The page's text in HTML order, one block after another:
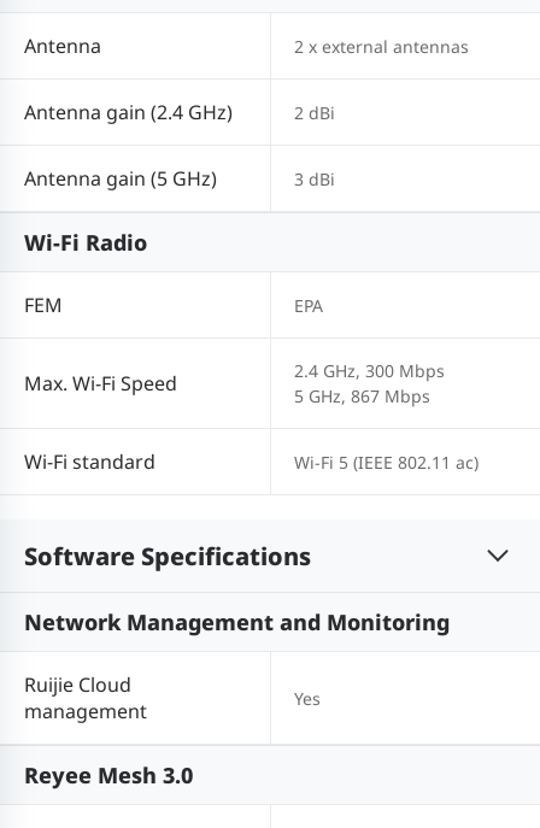
Antenna 2 x external antennas
Antenna gain (2.4 GHz) 2 dBi
Antenna gain (5 GHz) 3 dBi
Wi-Fi Radio
FEM EPA
Max. Wi-Fi Speed
2.4 GHz, 300 Mbps
5 GHz, 867 Mbps
Wi-Fi standard Wi-Fi 5 (IEEE 802.11 ac)
Software Specifications
Network Management and Monitoring
Ruijie Cloud
management
Yes
Reyee Mesh 3.0